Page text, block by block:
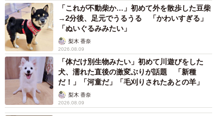
「これが不動柴か…」初めて外を散歩した豆柴
→2分後、足元でうるうる 「かわいすぎる」
「ぬいぐるみみたい」
梨木 香奈
2026.08.09
「体だけ別生物みたい」初めて川遊びをした
犬、濡れた直後の激変ぶりが話題 「新種
だ！」「河童だ」「毛刈りされたあとの羊」
梨木 香奈
2026.08.09